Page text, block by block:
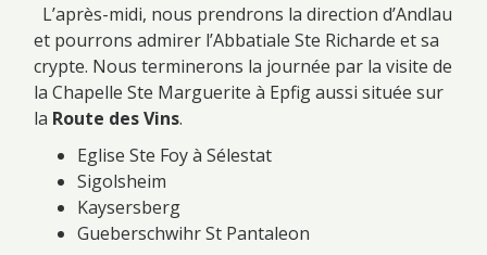
L’après-midi, nous prendrons la direction d’Andlau
et pourrons admirer l’Abbatiale Ste Richarde et sa
crypte. Nous terminerons la journée par la visite de
la Chapelle Ste Marguerite à Epfig aussi située sur
la Route des Vins.
Eglise Ste Foy à Sélestat
Sigolsheim
Kaysersberg
Gueberschwihr St Pantaleon